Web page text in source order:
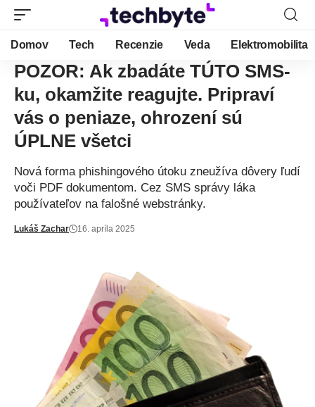
Domov Tech Recenzie Veda Elektromobilita
POZOR: Ak zbadáte TÚTO SMS-
ku, okamžite reagujte. Pripraví
vás o peniaze, ohrození sú
ÚPLNE všetci
Nová forma phishingového útoku zneužíva dôvery ľudí
voči PDF dokumentom. Cez SMS správy láka
používateľov na falošné webstránky.
Lukáš Zachar 16. apríla 2025